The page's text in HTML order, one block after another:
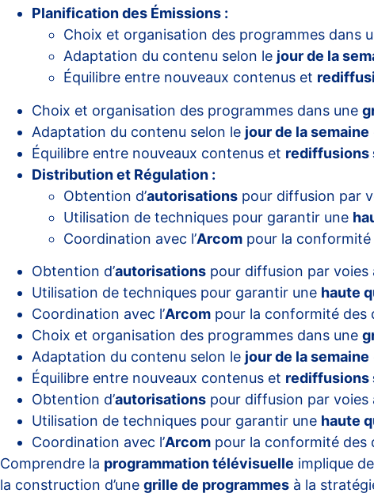
Planification des Émissions :
Choix et organisation des programmes dans
Adaptation du contenu selon le jour de la
Équilibre entre nouveaux contenus et
Choix et organisation des programmes dans une
Adaptation du contenu selon le jour de la semaine
Équilibre entre nouveaux contenus et rediffusions
Distribution et Régulation :
Obtention d’autorisations pour diffusion par
Utilisation de techniques pour garantir une
Coordination avec l’Arcom pour la
Obtention d’autorisations pour diffusion par voies
Utilisation de techniques pour garantir une haute
Coordination avec l’Arcom pour la conformité des
Choix et organisation des programmes dans une
Adaptation du contenu selon le jour de la semaine
Équilibre entre nouveaux contenus et rediffusions
Obtention d’autorisations pour diffusion par voies
Utilisation de techniques pour garantir une haute
Coordination avec l’Arcom pour la conformité des
Comprendre la programmation télévisuelle implique
la construction d’une grille de programmes à la